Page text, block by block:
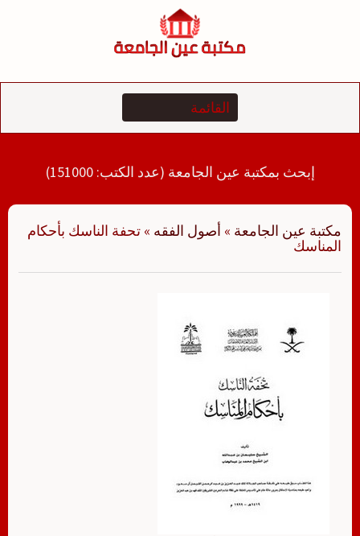
إبحث بمكتبة عين الجامعة (عدد الكتب: 151000)
مكتبة عين الجامعة » أصول الفقه » تحفة الناسك بأحكام
المناسك